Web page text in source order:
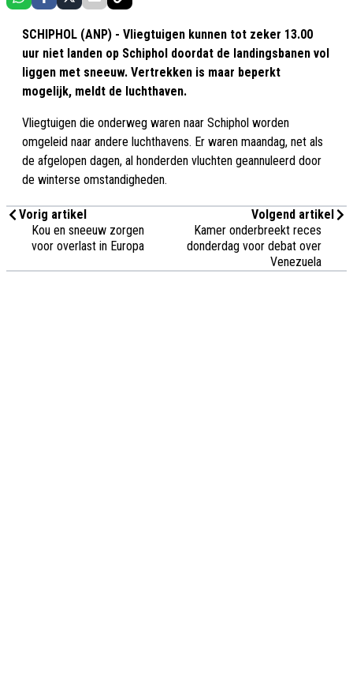
SCHIPHOL (ANP) - Vliegtuigen kunnen tot zeker 13.00
uur niet landen op Schiphol doordat de landingsbanen vol
liggen met sneeuw. Vertrekken is maar beperkt
mogelijk, meldt de luchthaven.
Vliegtuigen die onderweg waren naar Schiphol worden
omgeleid naar andere luchthavens. Er waren maandag, net als
de afgelopen dagen, al honderden vluchten geannuleerd door
de winterse omstandigheden.
Vorig artikel
Kou en sneeuw zorgen
voor overlast in Europa
Volgend artikel
Kamer onderbreekt reces
donderdag voor debat over
Venezuela